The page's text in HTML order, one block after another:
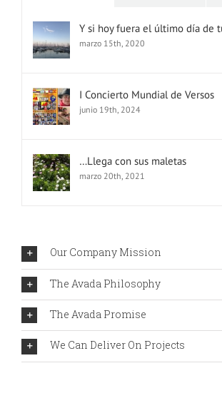
Y si hoy fuera el último día de
marzo 15th, 2020
I Concierto Mundial de Versos
junio 19th, 2024
…Llega con sus maletas
marzo 20th, 2021
Our Company Mission
The Avada Philosophy
The Avada Promise
We Can Deliver On Projects